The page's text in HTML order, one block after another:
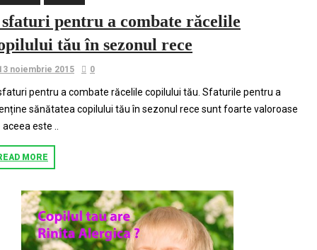
pentru a combate răcelile
tău în sezonul rece
noiembrie 2015 0
pentru a combate răcelile copilului tău. Sfaturile pentru a
sănătatea copilului tău în sezonul rece sunt foarte valoroase
este ..
MORE